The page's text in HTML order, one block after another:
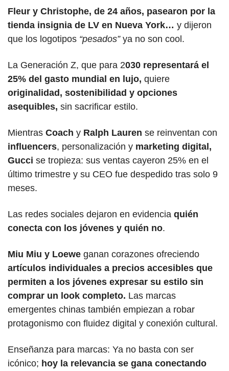
Fleur y Christophe, de 24 años, pasearon por la
tienda insignia de LV en Nueva York… y dijeron
que los logotipos “pesados” ya no son cool.
La Generación Z, que para 2030 representará el
25% del gasto mundial en lujo,
originalidad, sostenibilidad y opciones
asequibles, sin sacrificar estilo.
Mientras Coach y Ralph Lauren
influencers, personalización y marketing digital,
Gucci se tropieza: sus ventas cayeron 25% en el
último trimestre y su CEO fue despedido tras solo 9
meses.
Las redes sociales dejaron en evidencia quién
conecta con los jóvenes y quién no.
Miu Miu y Loewe
artículos individuales a precios accesibles que
permiten a los jóvenes expresar su estilo sin
comprar un look completo. Las marcas
emergentes chinas también empiezan a robar
protagonismo con fluidez digital y conexión cultural.
Enseñanza para marcas: Ya no basta con ser
icónico; hoy la relevancia se gana conectando